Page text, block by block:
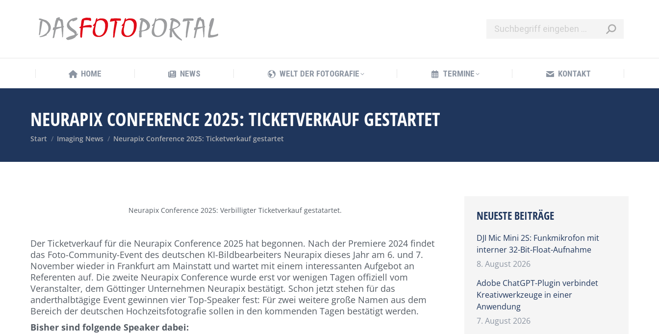
HOME NEWS WELT DER FOTOGRAFIE TERMINE KONTAKT
NEURAPIX CONFERENCE 2025: TICKETVERKAUF GESTARTET
Sie befinden sich hier:
Start Imaging News Neurapix Conference 2025: Ticketverkauf gestartet
Neurapix Conference 2025: Verbilligter Ticketverkauf gestatartet.
Der Ticketverkauf für die Neurapix Conference 2025 hat begonnen. Nach der Premiere 2024 findet
das Foto-Community-Event des deutschen KI-Bildbearbeiters Neurapix dieses Jahr am 6. und 7.
November wieder in Frankfurt am Mainstatt und wartet mit einem interessanten Aufgebot an
Referenten auf. Die zweite Neurapix Conference wurde erst vor wenigen Tagen offiziell vom
Veranstalter, dem Göttinger Unternehmen Neurapix bestätigt. Schon jetzt stehen für das
anderthalbtägige Event gewinnen vier Top-Speaker fest: Für zwei weitere große Namen aus dem
Bereich der deutschen Hochzeitsfotografie sollen in den kommenden Tagen bestätigt werden.
Bisher sind folgende Speaker dabei:
NEUESTE BEITRÄGE
DJI Mic Mini 2S: Funkmikrofon mit
interner 32-Bit-Float-Aufnahme
8. August 2026
Adobe ChatGPT-Plugin verbindet
Kreativwerkzeuge in einer
Anwendung
7. August 2026
HOME NEWS